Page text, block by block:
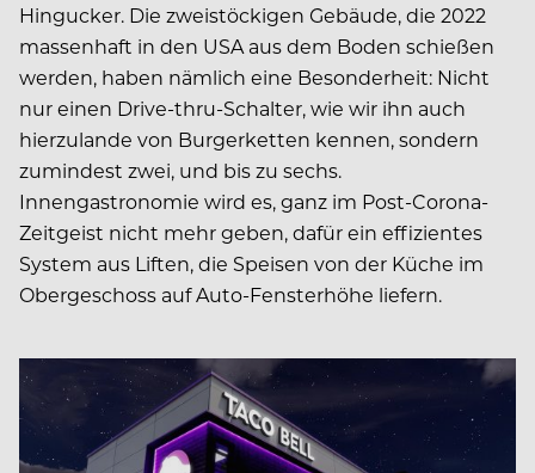
Hingucker. Die zweistöckigen Gebäude, die 2022
massenhaft in den USA aus dem Boden schießen
werden, haben nämlich eine Besonderheit: Nicht
nur einen Drive-thru-Schalter, wie wir ihn auch
hierzulande von Burgerketten kennen, sondern
zumindest zwei, und bis zu sechs.
Innengastronomie wird es, ganz im Post-Corona-
Zeitgeist nicht mehr geben, dafür ein effizientes
System aus Liften, die Speisen von der Küche im
Obergeschoss auf Auto-Fensterhöhe liefern.